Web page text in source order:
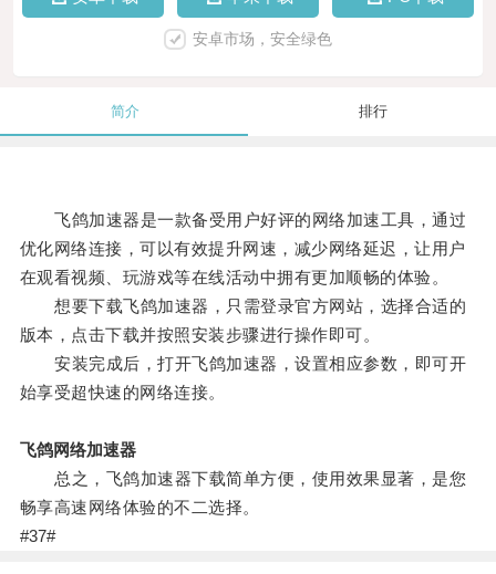
安卓市场，安全绿色
简介 排行
飞鸽加速器是一款备受用户好评的网络加速工具，通过
优化网络连接，可以有效提升网速，减少网络延迟，让用户
在观看视频、玩游戏等在线活动中拥有更加顺畅的体验。
想要下载飞鸽加速器，只需登录官方网站，选择合适的
版本，点击下载并按照安装步骤进行操作即可。
安装完成后，打开飞鸽加速器，设置相应参数，即可开
始享受超快速的网络连接。
飞鸽网络加速器
总之，飞鸽加速器下载简单方便，使用效果显著，是您
畅享高速网络体验的不二选择。
#37#